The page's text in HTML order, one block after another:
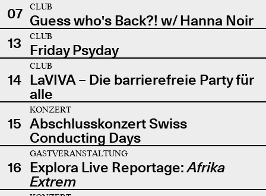
07
CLUB
Guess who's Back?! w/ Hanna Noir
13
CLUB
Friday Psyday
14
CLUB
LaVIVA – Die barrierefreie Party für
alle
15
KONZERT
Abschlusskonzert Swiss
Conducting Days
16
GASTVERANSTALTUNG
Explora Live Reportage:Afrika
Extrem